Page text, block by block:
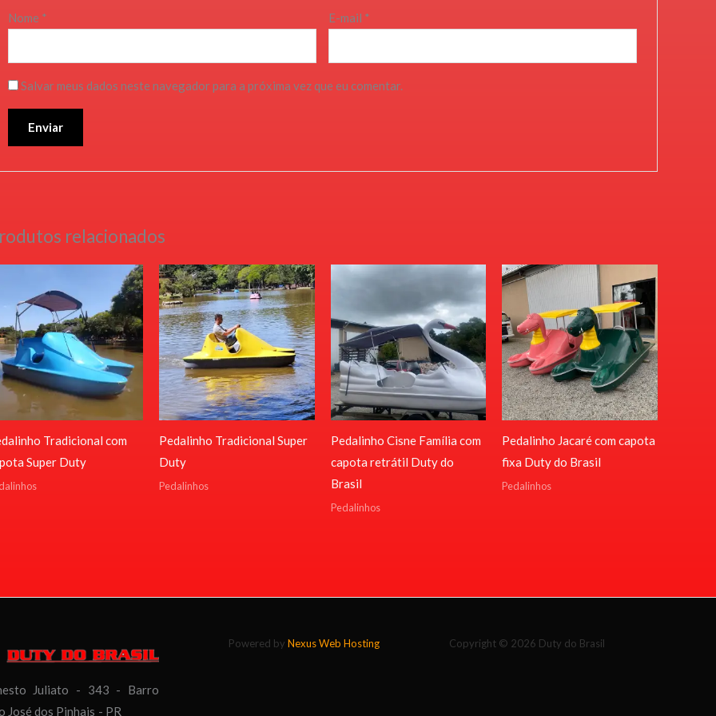
Nome * E-mail *
Salvar meus dados neste navegador para a próxima vez que eu comentar.
relacionados
Tradicional com
Super Duty
Pedalinho Tradicional Super
Duty
Pedalinhos
Pedalinho Cisne Família com
capota retrátil Duty do
Brasil
Pedalinhos
Pedalinho Jacaré com capota
fixa Duty do Brasil
Pedalinhos
Juliato - 343 - Barro
José dos Pinhais - PR
Powered by Nexus Web Hosting Copyright © 2026 Duty do Brasil